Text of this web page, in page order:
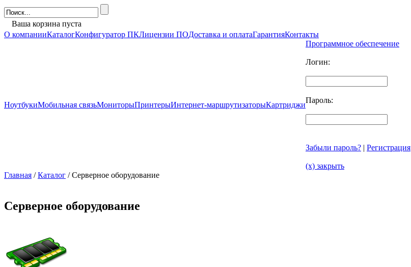
Ваша корзина пуста
О компанииКаталогКонфигуратор ПКЛицензии ПОДоставка и оплатаГарантияКонтакты
НоутбукиМобильная связьМониторыПринтерыИнтернет-маршрутизаторыКартриджи
Программное обеспечение
Логин:
Пароль:
Забыли пароль? | Регистрация
(x) закрыть
Главная /Каталог / Серверное оборудование
Серверное оборудование